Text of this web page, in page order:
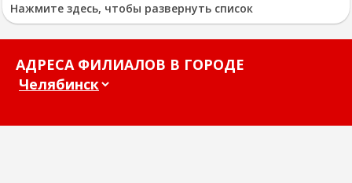
Нажмите здесь, чтобы развернуть список
АДРЕСА ФИЛИАЛОВ В ГОРОДЕ